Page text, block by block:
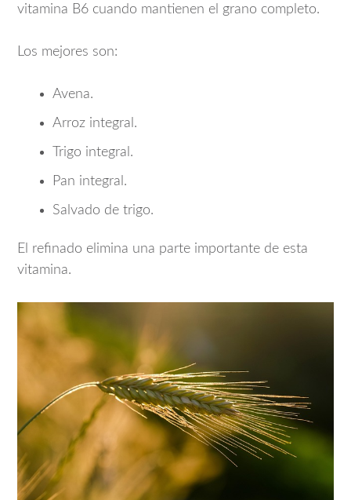
vitamina B6 cuando mantienen el grano completo.
Los mejores son:
Avena.
Arroz integral.
Trigo integral.
Pan integral.
Salvado de trigo.
El refinado elimina una parte importante de esta
vitamina.